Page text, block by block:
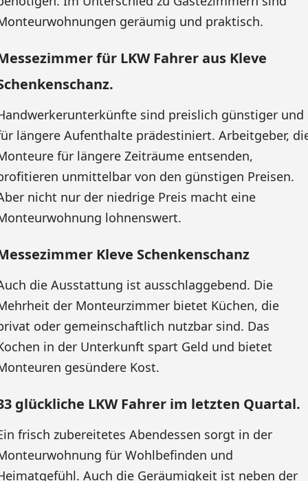
geräumig und praktisch.
für LKW Fahrer aus Kleve
sind preislich günstiger und
längere Aufenthalte prädestiniert. Arbeitgeber,
für längere Zeiträume entsenden,
unmittelbar von den günstigen Preisen.
nicht nur der niedrige Preis macht eine
lohnenswert.
Kleve Schenkenschanz
die Ausstattung ist ausschlaggebend. Die
der Monteurzimmer bietet Küchen, die
oder gemeinschaftlich nutzbar sind. Das
in der Unterkunft spart Geld und bietet
gesündere Kost.
glückliche LKW Fahrer im letzten Quartal.
frisch zubereitetes Abendessen sorgt in der
für Wohlbefinden und
Auch die Geräumigkeit ist neben der